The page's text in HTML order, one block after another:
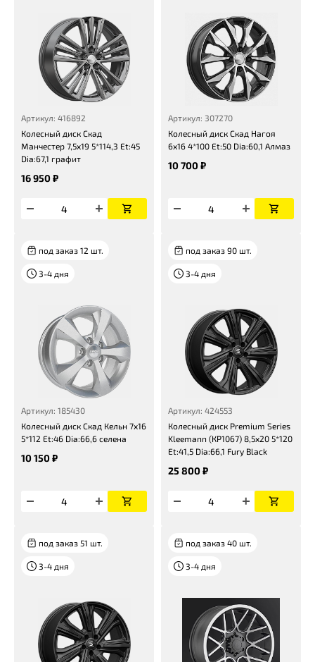
Артикул: 416892
Колесный диск Скад
Манчестер 7,5x19 5*114,3 Et:45
Dia:67,1 графит
16 950 ₽
Артикул: 307270
Колесный диск Скад Нагоя
6x16 4*100 Et:50 Dia:60,1 Алмаз
10 700 ₽
под заказ 12 шт.
3-4 дня
Артикул: 185430
Колесный диск Скад Кельн 7x16
5*112 Et:46 Dia:66,6 селена
10 150 ₽
под заказ 90 шт.
3-4 дня
Артикул: 424553
Колесный диск Premium Series
Kleemann (КР1067) 8,5x20 5*120
Et:41,5 Dia:66,1 Fury Black
25 800 ₽
под заказ 51 шт.
3-4 дня
под заказ 40 шт.
3-4 дня